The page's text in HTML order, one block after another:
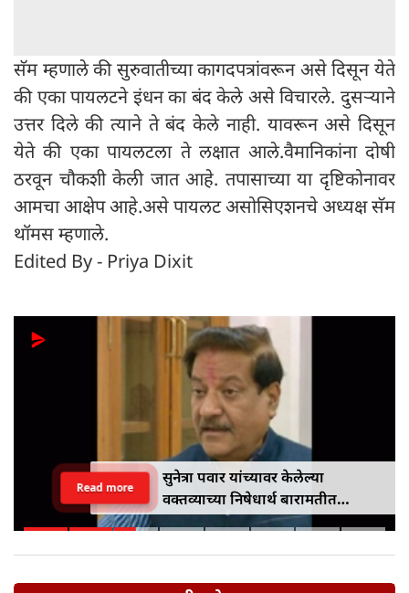
सॅम म्हणाले की सुरुवातीच्या कागदपत्रांवरून असे दिसून येते
की एका पायलटने इंधन का बंद केले असे विचारले. दुसऱ्याने
उत्तर दिले की त्याने ते बंद केले नाही. यावरून असे दिसून
येते की एका पायलटला ते लक्षात आले.वैमानिकांना दोषी
ठरवून चौकशी केली जात आहे. तपासाच्या या दृष्टिकोनावर
आमचा आक्षेप आहे.असे पायलट असोसिएशनचे अध्यक्ष सॅम
थॉमस म्हणाले.
Edited By - Priya Dixit
सुनेत्रा पवार यांच्यावर केलेल्या
वक्तव्याच्या निषेधार्थ बारामतीत
पृथ्वीराज चव्हाण यांच्या पुतळ्याचे दहन
Read more